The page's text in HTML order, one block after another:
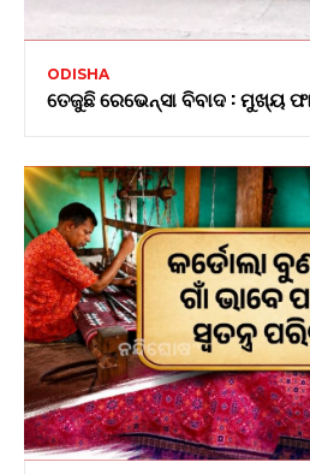
ODISHA
ତେଜୁଛି ରେଭେନ୍ସା ବିବାଦ : ମୁଖ୍ୟ